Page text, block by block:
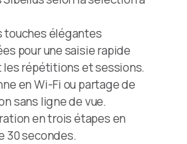
touches élégantes
pour une saisie rapide
les répétitions et sessions.
en Wi-Fi ou partage de
sans ligne de vue.
en trois étapes en
30 secondes.